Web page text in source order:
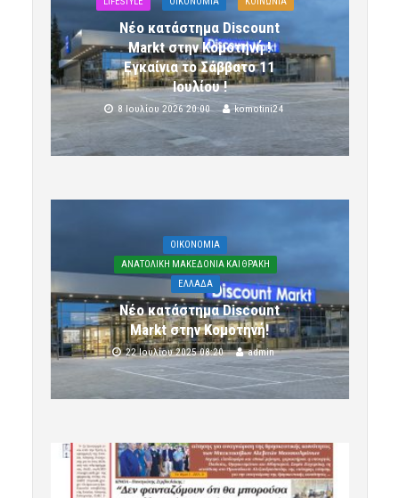
Νέο κατάστημα Discount
Markt στην Κομοτηνή !
Εγκαίνια το Σάββατο 11
Ιουλίου !
8 Ιουλίου 2026 20:00 komotini24
OIKONOMIA
ΑΝΑΤΟΛΙΚΗ ΜΑΚΕΔΟΝΙΑ ΚΑΙ ΘΡΑΚΗ
ΕΛΛΑΔΑ
Νέο κατάστημα Discount
Markt στην Κομοτηνή!
22 Ιουλίου 2025 08:20 admin